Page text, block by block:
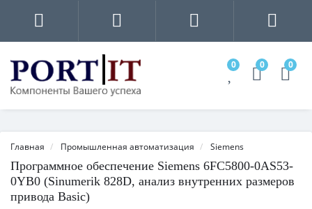
0 0 0
Главная Промышленная автоматизация Siemens
Программное обеспечение Siemens 6FC5800-0AS53-
0YB0 (Sinumerik 828D, анализ внутренних размеров
привода Basic)